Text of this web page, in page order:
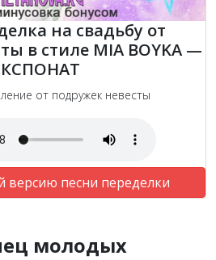
на свадьбу от
в стиле MIA BOYKA —
от подружек невесты
версию песни переделки
молодых